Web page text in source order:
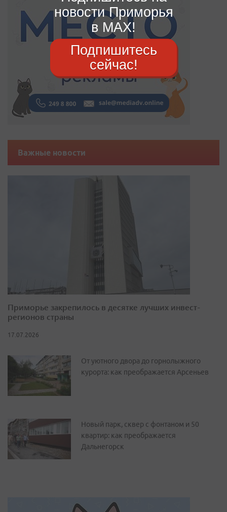
Важные новости
Приморье закрепилось в десятке лучших инвест-
регионов страны
17.07.2026
От уютного двора до горнолыжного
курорта: как преображается Арсеньев
Новый парк, сквер с фонтаном и 50
квартир: как преображается
Дальнегорск
новости Приморья
в MAX!
Подпишитесь
сейчас!